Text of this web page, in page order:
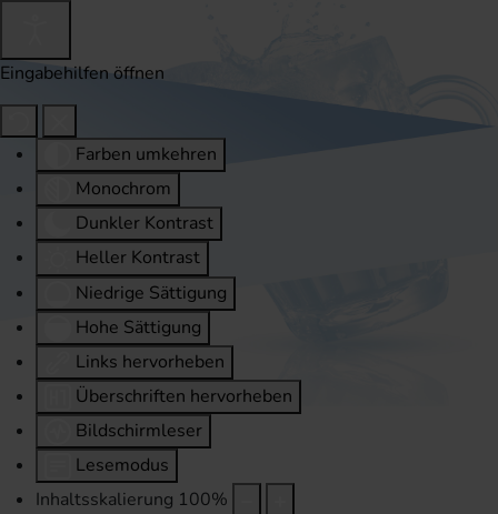
Eingabehilfen öffnen
Farben umkehren
Monochrom
Dunkler Kontrast
Heller Kontrast
Niedrige Sättigung
Hohe Sättigung
Links hervorheben
Überschriften hervorheben
Bildschirmleser
Lesemodus
Inhaltsskalierung 100%